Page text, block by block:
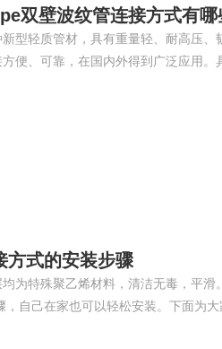
双壁波纹管连接方式有哪
型轻质管材，具有重量轻、耐高压
便、可靠，在国内外得到广泛应用
方式的安装步骤
为特殊聚乙烯材料，清洁无毒，平
自己在家也可以轻松安装。下面为